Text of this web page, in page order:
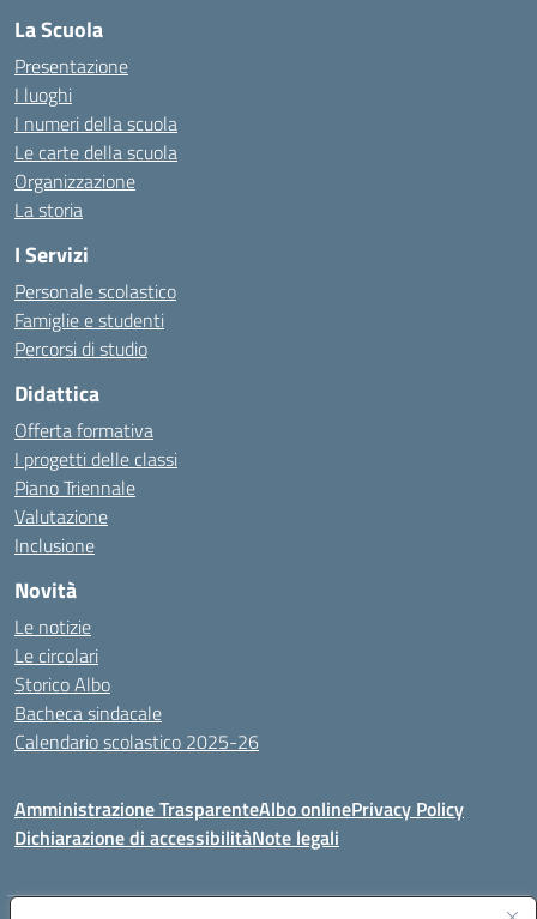
La Scuola
Presentazione
I luoghi
I numeri della scuola
Le carte della scuola
Organizzazione
La storia
I Servizi
Personale scolastico
Famiglie e studenti
Percorsi di studio
Didattica
Offerta formativa
I progetti delle classi
Piano Triennale
Valutazione
Inclusione
Novità
Le notizie
Le circolari
Storico Albo
Bacheca sindacale
Calendario scolastico 2025-26
Amministrazione TrasparenteAlbo onlinePrivacy Policy
Dichiarazione di accessibilitàNote legali